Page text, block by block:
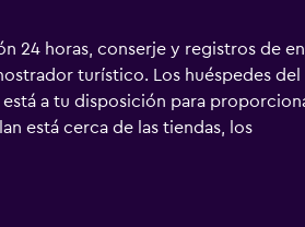
24 horas, conserje y registros de
turístico. Los huéspedes del
a tu disposición para
está cerca de las tiendas, los
y Porta Venezia cómodamente.